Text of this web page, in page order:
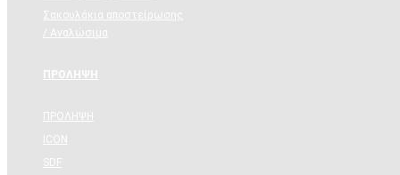
Σακουλάκια αποστείρωσης
/ Αναλώσιμα
ΠΡΟΛΗΨΗ
ΠΡΟΛΗΨΗ
ICON
SDF